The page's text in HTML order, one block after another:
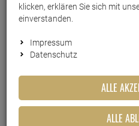
Weiter einkaufen www.wark24.de
Sodastream Sirup
SodaStream
ohne Zucker
Artikel-Nummer:10016633
klicken, erklären Sie sich mit
einverstanden.
Impressum
Datenschutz
ALLE
ALLE